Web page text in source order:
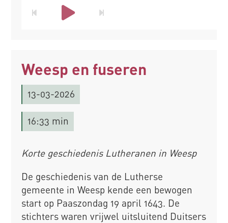
Weesp en fuseren
13-03-2026
16:33 min
Korte geschiedenis Lutheranen in Weesp
De geschiedenis van de Lutherse
gemeente in Weesp kende een bewogen
start op Paaszondag 19 april 1643. De
stichters waren vrijwel uitsluitend Duitsers